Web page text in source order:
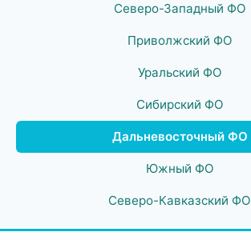
Северо-Западный ФО
Приволжский ФО
Уральский ФО
Сибирский ФО
Дальневосточный ФО
Южный ФО
Северо-Кавказский ФО